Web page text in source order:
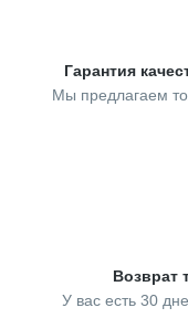
Гарантия
Мы предлагаем
Возврат
У вас есть 30